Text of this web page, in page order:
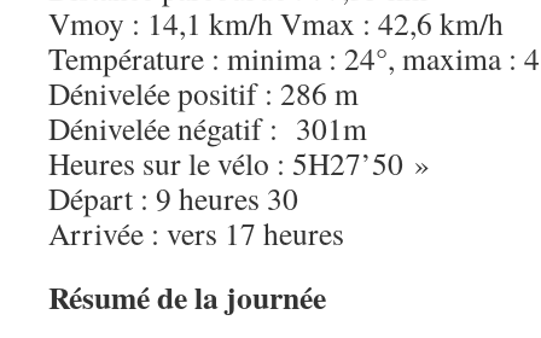
Vmoy : 14,1 km/h Vmax : 42,6 km/h
Température : minima : 24°, maxima :
Dénivelée positif : 286 m
Dénivelée négatif : 301m
Heures sur le vélo : 5H27’50 »
Départ : 9 heures 30
Arrivée : vers 17 heures
Résumé de la journée